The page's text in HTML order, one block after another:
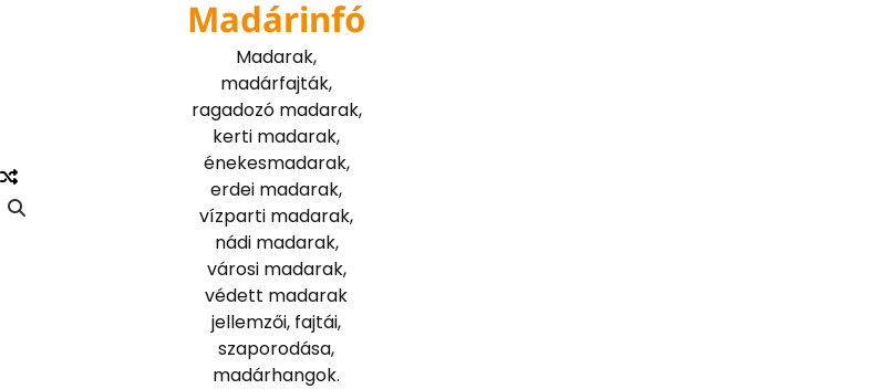
Madárinfó
Madarak,
madárfajták,
ragadozó madarak,
kerti madarak,
énekesmadarak,
erdei madarak,
vízparti madarak,
nádi madarak,
városi madarak,
védett madarak
jellemzői, fajtái,
szaporodása,
madárhangok.